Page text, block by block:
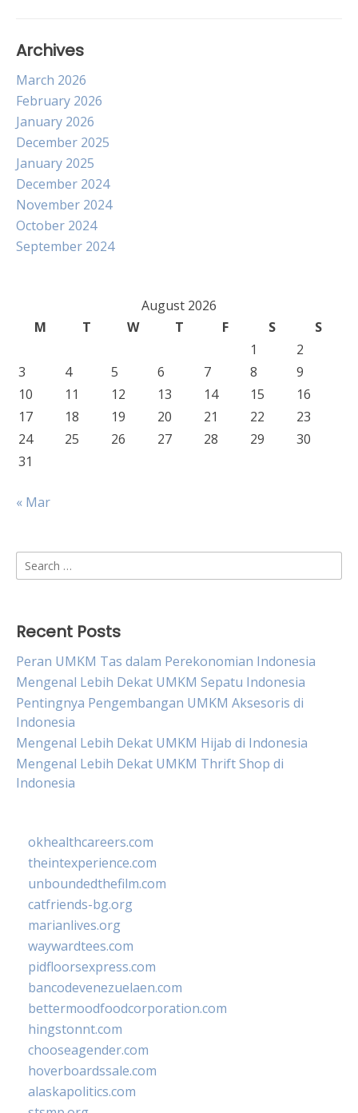
Archives
March 2026
February 2026
January 2026
December 2025
January 2025
December 2024
November 2024
October 2024
September 2024
August 2026
M
T W T F S
S
1
2
3
4 5 6 7 8
9
10
11 12 13 14 15
16
17
18 19 20 21 22
23
24
25 26 27 28 29
30
31
« Mar
Search
for:
Recent Posts
Peran UMKM Tas dalam Perekonomian Indonesia
Mengenal Lebih Dekat UMKM Sepatu Indonesia
Pentingnya Pengembangan UMKM Aksesoris di
Indonesia
Mengenal Lebih Dekat UMKM Hijab di Indonesia
Mengenal Lebih Dekat UMKM Thrift Shop di
Indonesia
okhealthcareers.com
theintexperience.com
unboundedthefilm.com
catfriends-bg.org
marianlives.org
waywardtees.com
pidfloorsexpress.com
bancodevenezuelaen.com
bettermoodfoodcorporation.com
hingstonnt.com
chooseagender.com
hoverboardssale.com
alaskapolitics.com